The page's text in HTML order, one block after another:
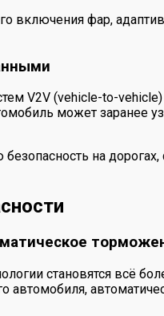
включения фар,
V2V (vehicle-to-
может заранее
на дорогах,
становятся всё